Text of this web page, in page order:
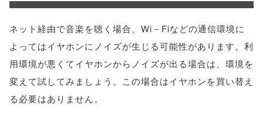
ネット経由で音楽を聴く場合、Wi－Fiなどの通信環境に
よってはイヤホンにノイズが生じる可能性があります。利
用環境が悪くてイヤホンからノイズが出る場合は、環境を
変えて試してみましょう。この場合はイヤホンを買い替え
る必要はありません。